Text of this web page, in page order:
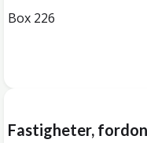
Box 226
Fastigheter,